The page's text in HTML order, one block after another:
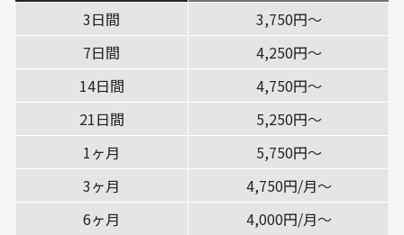
標準サービス 安心補償プラン
キッティング データ消去
設定・設置／オンサイト
ご利用ガイド
ご利用の流れ ご返却方法
3日間
3,750円〜
7日間
4,250円〜
14日間
4,750円〜
21日間
5,250円〜
1ヶ月
5,750円〜
3ヶ月
4,750円/月〜
6ヶ月
4,000円/月〜